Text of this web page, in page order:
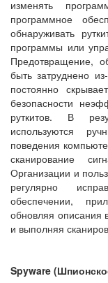
изменять
программное
обнаруживать
программы или
Предотвращение,
быть затруднено
постоянно
безопасности
руткитов. В
используются
поведения
сканирование
Организации и
регулярно
обеспечении,
обновляя описания
и выполняя
Spyware